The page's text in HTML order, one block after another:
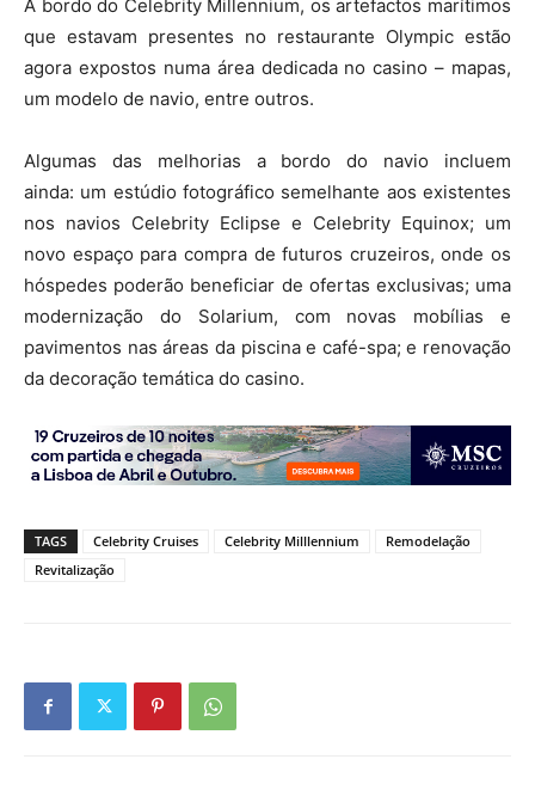
A bordo do Celebrity Millennium, os artefactos marítimos
que estavam presentes no restaurante Olympic estão
agora expostos numa área dedicada no casino – mapas,
um modelo de navio, entre outros.
Algumas das melhorias a bordo do navio incluem
ainda: um estúdio fotográfico semelhante aos existentes
nos navios Celebrity Eclipse e Celebrity Equinox; um
novo espaço para compra de futuros cruzeiros, onde os
hóspedes poderão beneficiar de ofertas exclusivas; uma
modernização do Solarium, com novas mobílias e
pavimentos nas áreas da piscina e café-spa; e renovação
da decoração temática do casino.
TAGS Celebrity Cruises Celebrity Milllennium
Remodelação
Revitalização